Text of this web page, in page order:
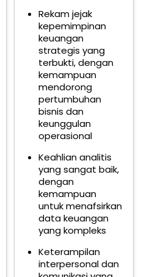
Rekam jejak
kepemimpinan
keuangan
strategis yang
terbukti, dengan
kemampuan
mendorong
pertumbuhan
bisnis dan
keunggulan
operasional
Keahlian analitis
yang sangat baik,
dengan
kemampuan
untuk menafsirkan
data keuangan
yang kompleks
Keterampilan
interpersonal dan